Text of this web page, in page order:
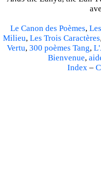
Le Canon des Poèmes,
Milieu, Les Trois Caractères
Vertu, 300 poèmes Tang,
Bienvenue,
Index –